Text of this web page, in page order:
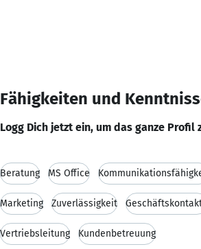
Fähigkeiten und
Logg Dich jetzt ein, um das ganze Profil
Beratung MS Office
Marketing Zuverlässigkeit
Vertriebsleitung Kundenbetreuung